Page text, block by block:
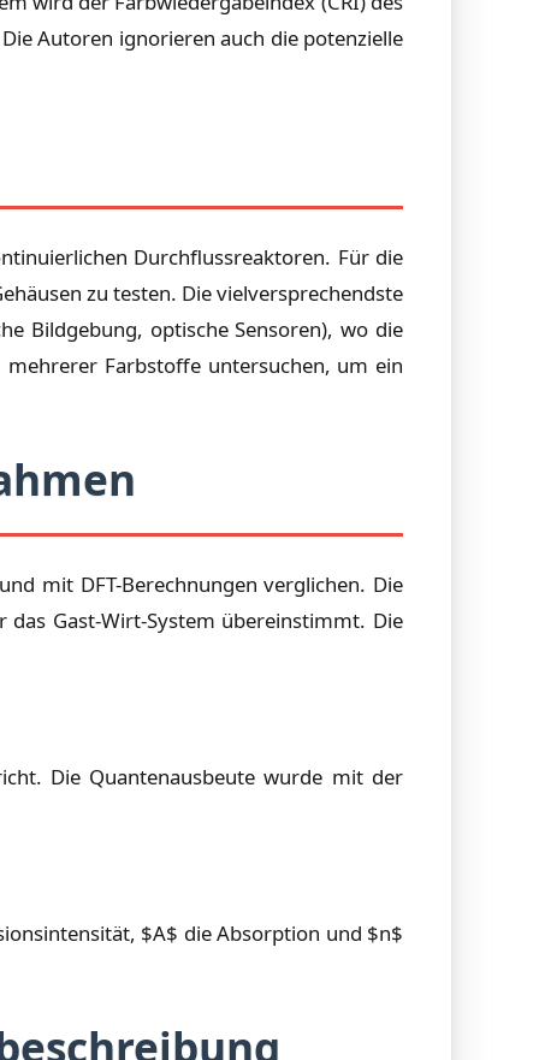
Autoren ignorieren auch die potenzielle
Durchflussreaktoren. Für die
zu testen. Die vielversprechendste
Bildgebung, optische Sensoren), wo die
Farbstoffe untersuchen, um ein
mit DFT-Berechnungen verglichen. Die
Gast-Wirt-System übereinstimmt. Die
Die Quantenausbeute wurde mit der
$A$ die Absorption und $n$